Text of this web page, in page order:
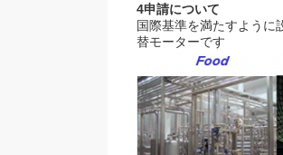
4申請について
国際基準を満たすように
替モーターです